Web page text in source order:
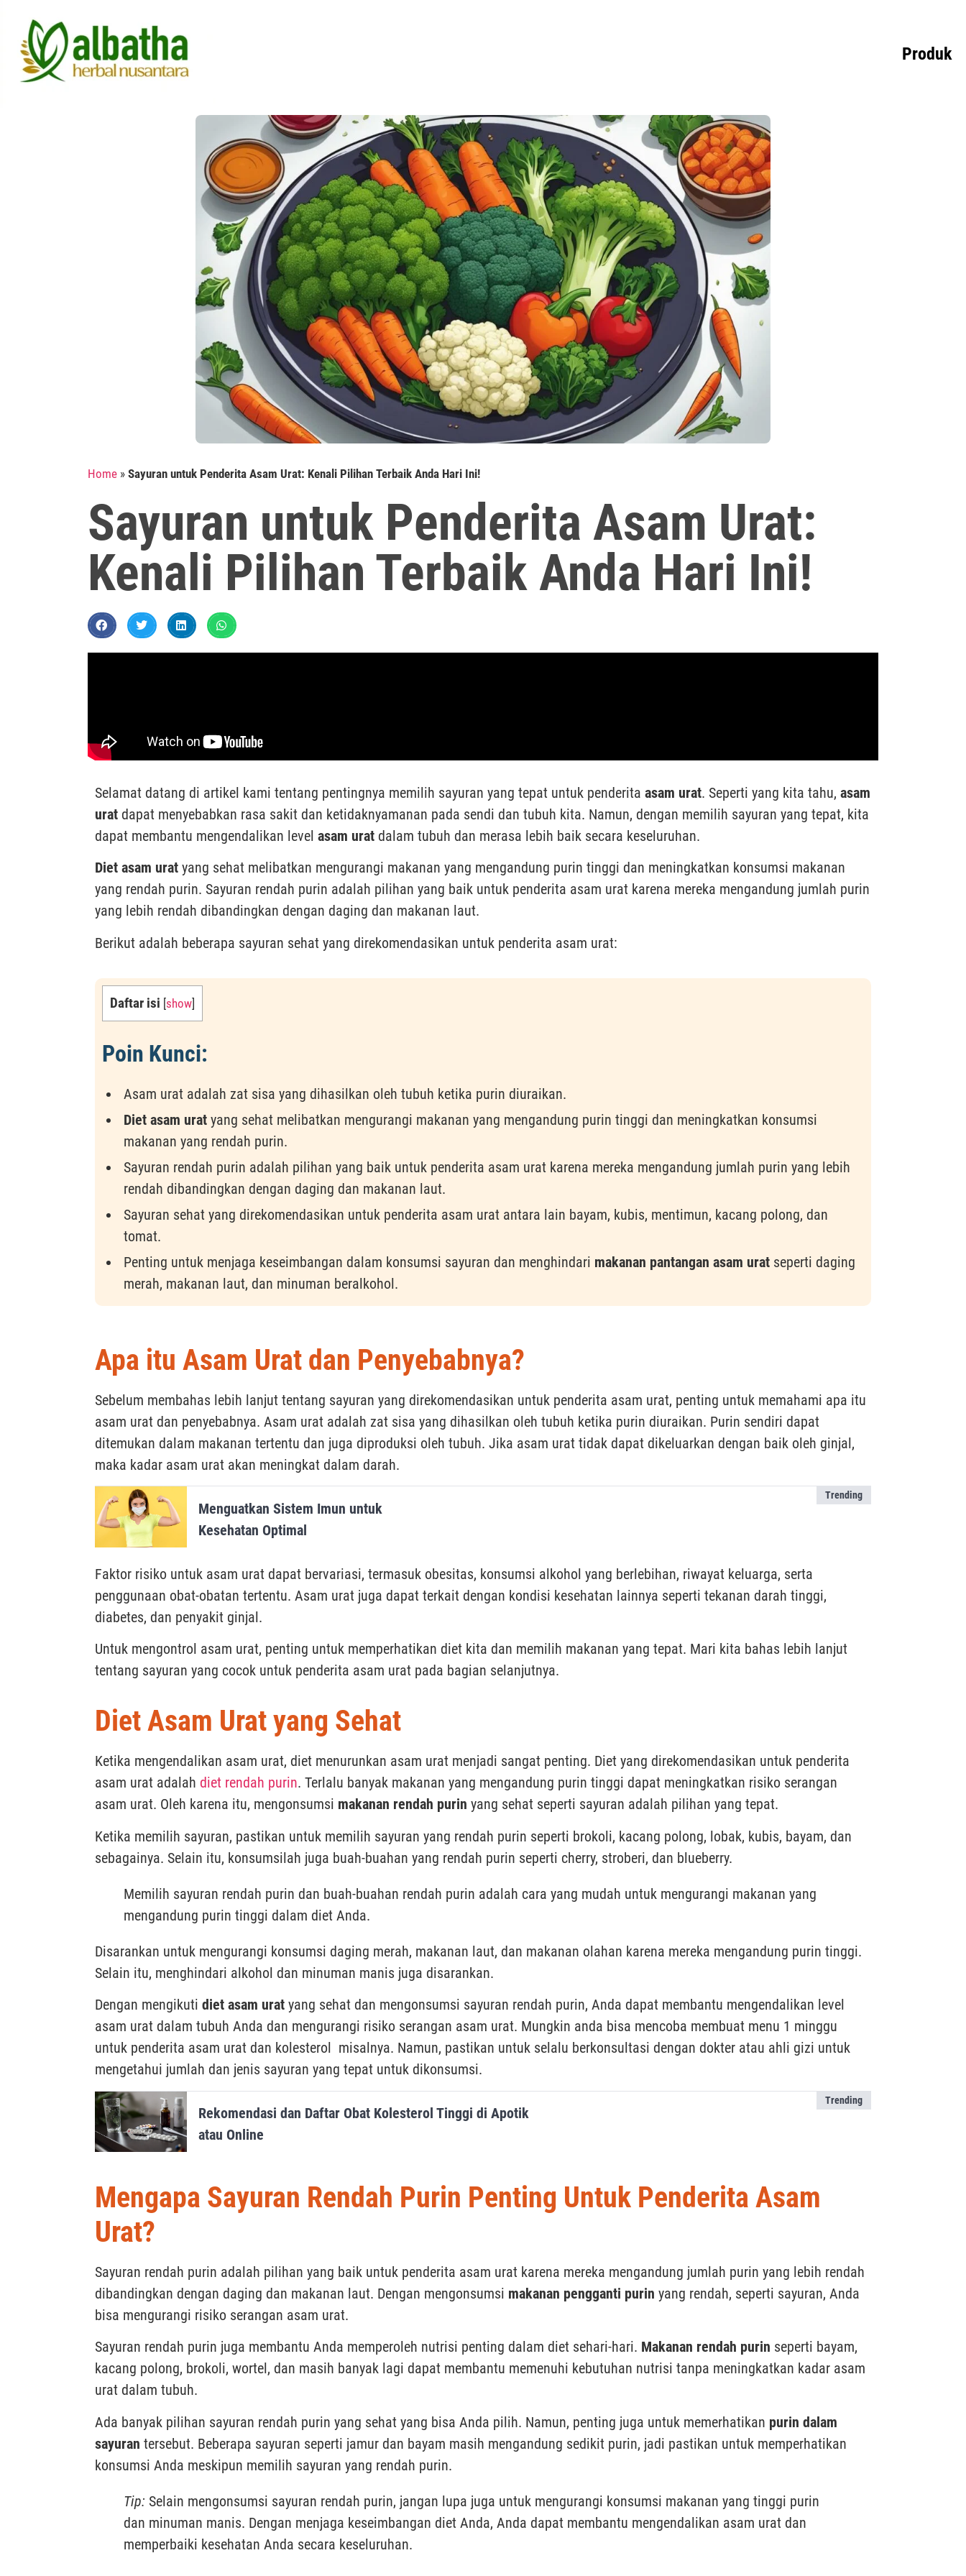
Produk
Home » Sayuran untuk Penderita Asam Urat: Kenali Pilihan Terbaik Anda Hari Ini!
Sayuran untuk Penderita Asam Urat:
Kenali Pilihan Terbaik Anda Hari Ini!
Selamat datang di artikel kami tentang pentingnya memilih sayuran yang tepat untuk penderita asam urat. Seperti yang kita tahu, asam
urat dapat menyebabkan rasa sakit dan ketidaknyamanan pada sendi dan tubuh kita. Namun, dengan memilih sayuran yang tepat, kita
dapat membantu mengendalikan level asam urat dalam tubuh dan merasa lebih baik secara keseluruhan.
Diet asam urat yang sehat melibatkan mengurangi makanan yang mengandung purin tinggi dan meningkatkan konsumsi makanan
yang rendah purin. Sayuran rendah purin adalah pilihan yang baik untuk penderita asam urat karena mereka mengandung jumlah purin
yang lebih rendah dibandingkan dengan daging dan makanan laut.
Berikut adalah beberapa sayuran sehat yang direkomendasikan untuk penderita asam urat:
Daftar isi [show]
Poin Kunci:
Asam urat adalah zat sisa yang dihasilkan oleh tubuh ketika purin diuraikan.
Diet asam urat yang sehat melibatkan mengurangi makanan yang mengandung purin tinggi dan meningkatkan konsumsi
makanan yang rendah purin.
Sayuran rendah purin adalah pilihan yang baik untuk penderita asam urat karena mereka mengandung jumlah purin yang lebih
rendah dibandingkan dengan daging dan makanan laut.
Sayuran sehat yang direkomendasikan untuk penderita asam urat antara lain bayam, kubis, mentimun, kacang polong, dan
tomat.
Penting untuk menjaga keseimbangan dalam konsumsi sayuran dan menghindari makanan pantangan asam urat seperti daging
merah, makanan laut, dan minuman beralkohol.
Apa itu Asam Urat dan Penyebabnya?
Sebelum membahas lebih lanjut tentang sayuran yang direkomendasikan untuk penderita asam urat, penting untuk memahami apa itu
asam urat dan penyebabnya. Asam urat adalah zat sisa yang dihasilkan oleh tubuh ketika purin diuraikan. Purin sendiri dapat
ditemukan dalam makanan tertentu dan juga diproduksi oleh tubuh. Jika asam urat tidak dapat dikeluarkan dengan baik oleh ginjal,
maka kadar asam urat akan meningkat dalam darah.
Trending
Menguatkan Sistem Imun untuk
Kesehatan Optimal
Faktor risiko untuk asam urat dapat bervariasi, termasuk obesitas, konsumsi alkohol yang berlebihan, riwayat keluarga, serta
penggunaan obat-obatan tertentu. Asam urat juga dapat terkait dengan kondisi kesehatan lainnya seperti tekanan darah tinggi,
diabetes, dan penyakit ginjal.
Untuk mengontrol asam urat, penting untuk memperhatikan diet kita dan memilih makanan yang tepat. Mari kita bahas lebih lanjut
tentang sayuran yang cocok untuk penderita asam urat pada bagian selanjutnya.
Diet Asam Urat yang Sehat
Ketika mengendalikan asam urat, diet menurunkan asam urat menjadi sangat penting. Diet yang direkomendasikan untuk penderita
asam urat adalah diet rendah purin. Terlalu banyak makanan yang mengandung purin tinggi dapat meningkatkan risiko serangan
asam urat. Oleh karena itu, mengonsumsi makanan rendah purin yang sehat seperti sayuran adalah pilihan yang tepat.
Ketika memilih sayuran, pastikan untuk memilih sayuran yang rendah purin seperti brokoli, kacang polong, lobak, kubis, bayam, dan
sebagainya. Selain itu, konsumsilah juga buah-buahan yang rendah purin seperti cherry, stroberi, dan blueberry.
Memilih sayuran rendah purin dan buah-buahan rendah purin adalah cara yang mudah untuk mengurangi makanan yang
mengandung purin tinggi dalam diet Anda.
Disarankan untuk mengurangi konsumsi daging merah, makanan laut, dan makanan olahan karena mereka mengandung purin tinggi.
Selain itu, menghindari alkohol dan minuman manis juga disarankan.
Dengan mengikuti diet asam urat yang sehat dan mengonsumsi sayuran rendah purin, Anda dapat membantu mengendalikan level
asam urat dalam tubuh Anda dan mengurangi risiko serangan asam urat. Mungkin anda bisa mencoba membuat menu 1 minggu
untuk penderita asam urat dan kolesterol misalnya. Namun, pastikan untuk selalu berkonsultasi dengan dokter atau ahli gizi untuk
mengetahui jumlah dan jenis sayuran yang tepat untuk dikonsumsi.
Trending
Rekomendasi dan Daftar Obat Kolesterol Tinggi di Apotik
atau Online
Mengapa Sayuran Rendah Purin Penting Untuk Penderita Asam
Urat?
Sayuran rendah purin adalah pilihan yang baik untuk penderita asam urat karena mereka mengandung jumlah purin yang lebih rendah
dibandingkan dengan daging dan makanan laut. Dengan mengonsumsi makanan pengganti purin yang rendah, seperti sayuran, Anda
bisa mengurangi risiko serangan asam urat.
Sayuran rendah purin juga membantu Anda memperoleh nutrisi penting dalam diet sehari-hari. Makanan rendah purin seperti bayam,
kacang polong, brokoli, wortel, dan masih banyak lagi dapat membantu memenuhi kebutuhan nutrisi tanpa meningkatkan kadar asam
urat dalam tubuh.
Ada banyak pilihan sayuran rendah purin yang sehat yang bisa Anda pilih. Namun, penting juga untuk memerhatikan purin dalam
sayuran tersebut. Beberapa sayuran seperti jamur dan bayam masih mengandung sedikit purin, jadi pastikan untuk memperhatikan
konsumsi Anda meskipun memilih sayuran yang rendah purin.
Tip: Selain mengonsumsi sayuran rendah purin, jangan lupa juga untuk mengurangi konsumsi makanan yang tinggi purin
dan minuman manis. Dengan menjaga keseimbangan diet Anda, Anda dapat membantu mengendalikan asam urat dan
memperbaiki kesehatan Anda secara keseluruhan.